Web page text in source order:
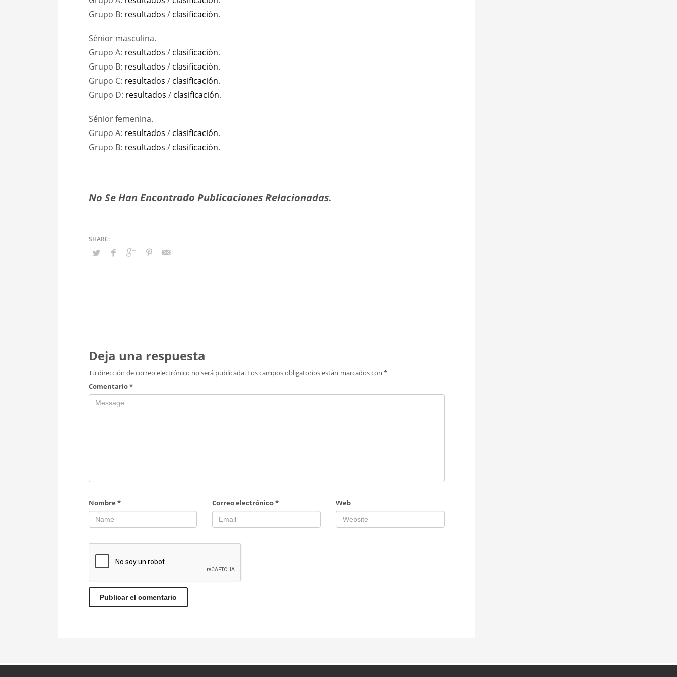
Grupo B: resultados / clasificación.
Sénior masculina.
Grupo A: resultados / clasificación.
Grupo B: resultados / clasificación.
Grupo C: resultados / clasificación.
Grupo D: resultados / clasificación.
Sénior femenina.
Grupo A: resultados / clasificación.
Grupo B: resultados / clasificación.
No Se Han Encontrado Publicaciones Relacionadas.
Deja una respuesta
Tu dirección de correo electrónico no será publicada. Los campos obligatorios están marcados con *
Comentario*
Nombre * Correo electrónico* Web